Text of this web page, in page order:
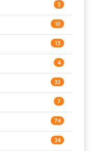
4
133
146
231
134
2
153
345
3
10
13
4
32
7
74
34